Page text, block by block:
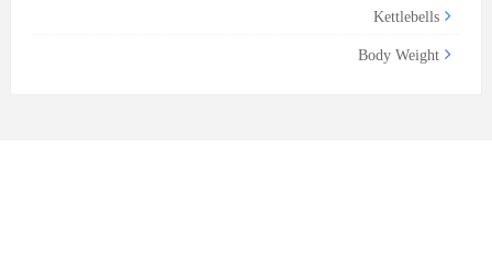
Kettlebells
Body Weight